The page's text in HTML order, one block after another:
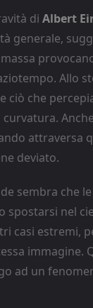
di Albert
generale,
Allo
ciò che
attraversa
deviato.
sembra che
spostarsi nel
casi estremi,
immagine.
ad un